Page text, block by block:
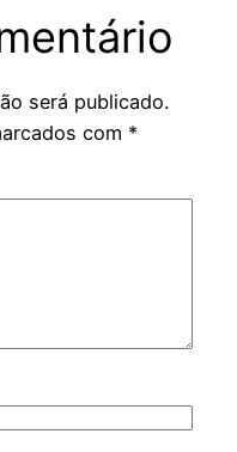
será publicado.
com *